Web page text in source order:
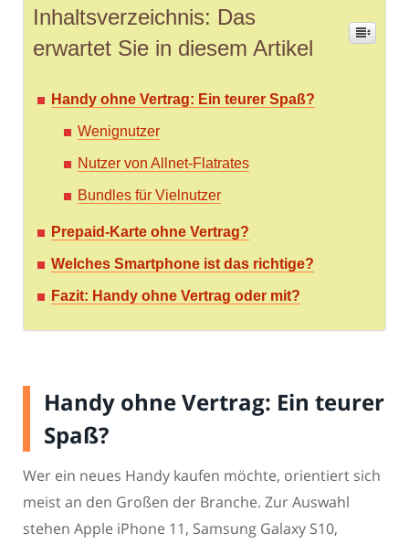
Inhaltsverzeichnis: Das
erwartet Sie in diesem Artikel
Handy ohne Vertrag: Ein teurer Spaß?
Wenignutzer
Nutzer von Allnet-Flatrates
Bundles für Vielnutzer
Prepaid-Karte ohne Vertrag?
Welches Smartphone ist das richtige?
Fazit: Handy ohne Vertrag oder mit?
Handy ohne Vertrag: Ein teurer
Spaß?
Wer ein neues Handy kaufen möchte, orientiert sich
meist an den Großen der Branche. Zur Auswahl
stehen Apple iPhone 11, Samsung Galaxy S10,